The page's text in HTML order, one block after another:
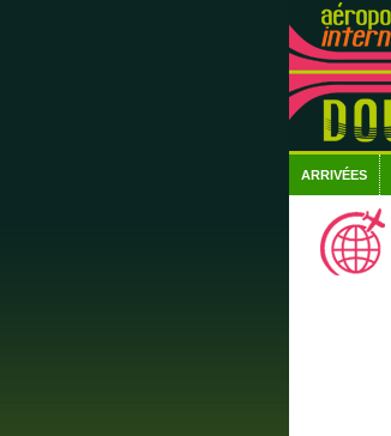
ARRIVÉES